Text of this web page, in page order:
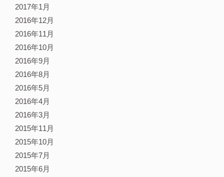
2017年1月
2016年12月
2016年11月
2016年10月
2016年9月
2016年8月
2016年5月
2016年4月
2016年3月
2015年11月
2015年10月
2015年7月
2015年6月